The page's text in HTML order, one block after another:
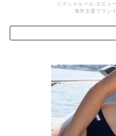
リズシャルメル,エピュ
海外主要ブラン